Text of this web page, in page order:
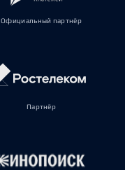
Официальный партнёр
Партнёр